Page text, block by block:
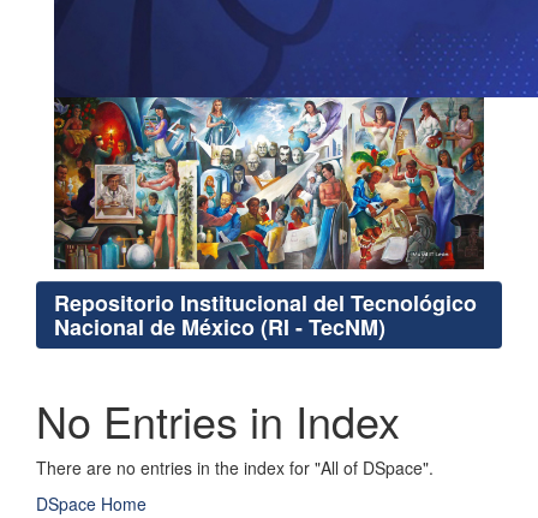
Repositorio Institucional del Tecnológico
Nacional de México (RI - TecNM)
No Entries in Index
There are no entries in the index for "All of DSpace".
DSpace Home